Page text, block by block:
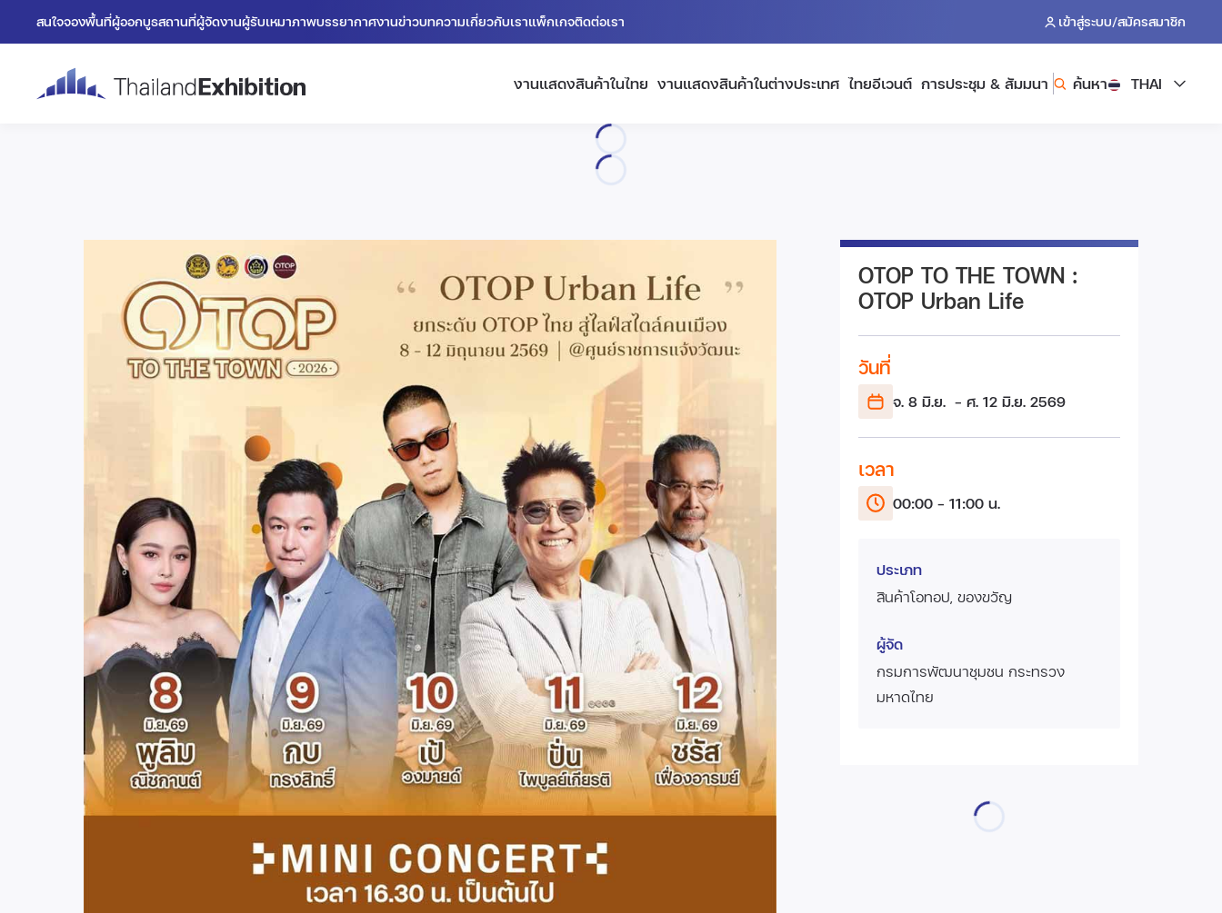
สนใจจองพื้นที่ผู้ออกบูธสถานที่ผู้จัดงานผู้รับเหมาภาพบรรยากาศงานข่าวบทความเกี่ยวกับเราแพ็กเกจติดต่อเรา เข้าสู่ระบบ/สมัครสมาชิก
งานแสดงสินค้าในไทย งานแสดงสินค้าในต่างประเทศ ไทยอีเวนต์ การประชุม & สัมมนา ค้นหา THAI
OTOP TO THE TOWN :
OTOP Urban Life
วันที่
จ. 8 มิ.ย. - ศ. 12 มิ.ย. 2569
เวลา
00:00 - 11:00 น.
ประเภท
สินค้าโอทอป, ของขวัญ
ผู้จัด
กรมการพัฒนาชุมชน กระทรวง
มหาดไทย